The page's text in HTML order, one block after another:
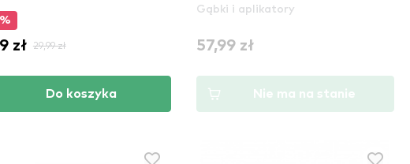
zł 29,99 zł
Do koszyka
1711
Gąbki i aplikatory
57,99 zł
Nie ma na stanie